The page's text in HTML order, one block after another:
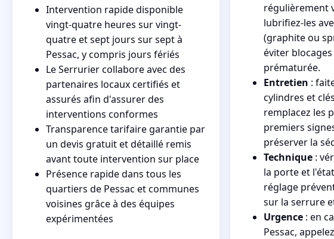
Intervention rapide disponible
vingt-quatre heures sur vingt-
quatre et sept jours sur sept à
Pessac, y compris jours fériés
Le Serrurier collabore avec des
partenaires locaux certifiés et
assurés afin d'assurer des
interventions conformes
Transparence tarifaire garantie par
un devis gratuit et détaillé remis
avant toute intervention sur place
Présence rapide dans tous les
quartiers de Pessac et communes
voisines grâce à des équipes
expérimentées
régulièrement
lubrifiez-les
(graphite ou
éviter
prématurée.
Entretien :
cylindres et
remplacez les
premiers
préserver la
Technique :
la porte et
réglage
sur la serrure
Urgence : en
Pessac,